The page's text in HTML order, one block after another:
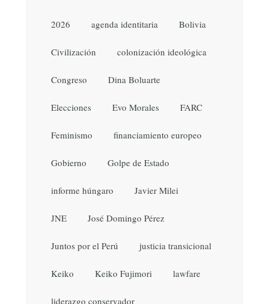
2026 agenda identitaria Bolivia
Civilización colonización ideológica
Congreso Dina Boluarte
Elecciones Evo Morales FARC
Feminismo financiamiento europeo
Gobierno Golpe de Estado
informe húngaro Javier Milei
JNE José Domingo Pérez
Juntos por el Perú justicia transicional
Keiko Keiko Fujimori lawfare
liderazgo conservador